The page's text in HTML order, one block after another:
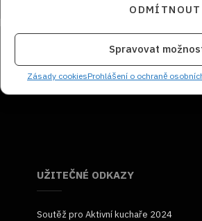
ODMÍTNOUT
Spravovat
Zásady cookiesProhlášení o ochraně
NEZMEŠKEJTE ŽÁDNÝ RECEPT!
UŽITEČNÉ ODKAZY
Soutěž pro Aktivní kuchaře 2024